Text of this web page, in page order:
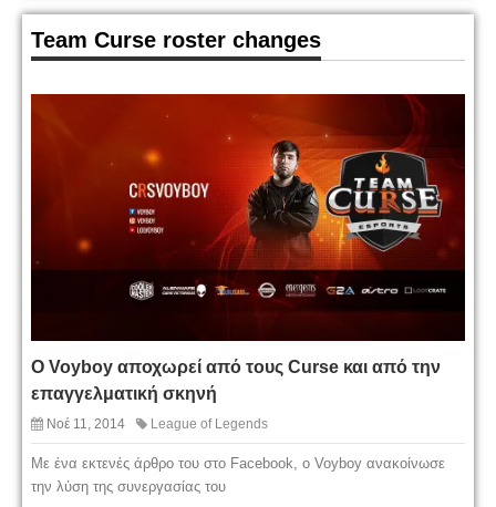
Team Curse roster changes
Ο Voyboy αποχωρεί από τους Curse και από την
επαγγελματική σκηνή
Νοέ 11, 2014 League of Legends
Με ένα εκτενές άρθρο του στο Facebook, ο Voyboy ανακοίνωσε
την λύση της συνεργασίας του